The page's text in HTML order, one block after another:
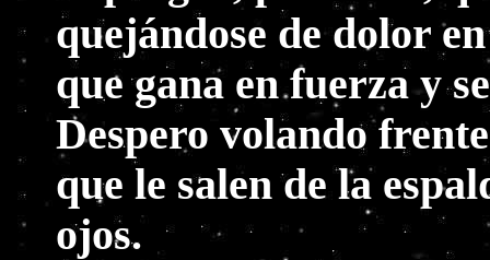
quejándose de dolor
que gana en fuerza y
Despero volando
que le salen de la
ojos.